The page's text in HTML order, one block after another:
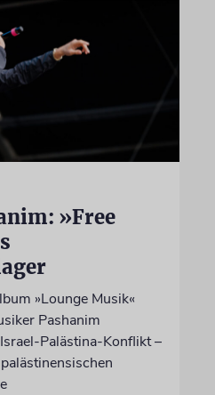
»Free
»Lounge Musik«
Pashanim
Palästina-Konflikt –